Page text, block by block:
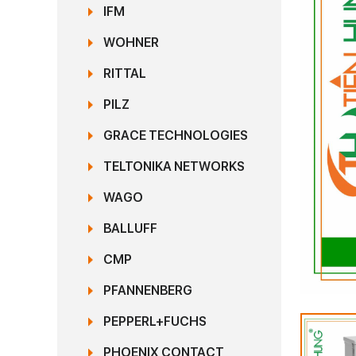
IFM
WOHNER
RITTAL
PILZ
GRACE TECHNOLOGIES
TELTONIKA NETWORKS
WAGO
BALLUFF
CMP
PFANNENBERG
PEPPERL+FUCHS
PHOENIX CONTACT